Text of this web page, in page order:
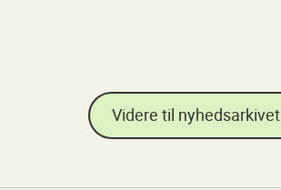
Videre til nyhedsarkivet